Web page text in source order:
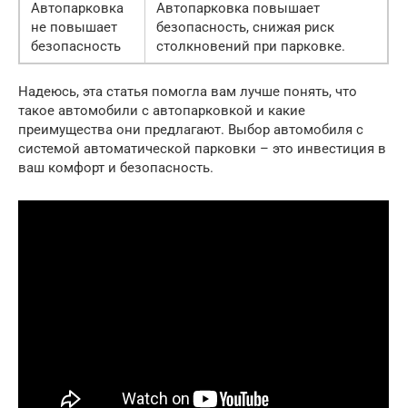
Автопарковка
не повышает
безопасность
Автопарковка повышает
безопасность, снижая риск
столкновений при парковке.
Надеюсь, эта статья помогла вам лучше понять, что
такое автомобили с автопарковкой и какие
преимущества они предлагают. Выбор автомобиля с
системой автоматической парковки – это инвестиция в
ваш комфорт и безопасность.